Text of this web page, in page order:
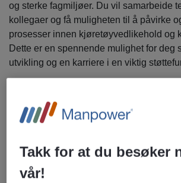
og sterke fagmiljøer. Du vil samarbeide
kollegaer og få muligheten til å påvirke
prosesser innen kjøretøyvedlikehold og
Dette er en spennende mulighet for deg
utvikling og en karriere i en viktig
Som Driftskonsulent vil du være et viktig
av verkstedets kapasitet.
Takk for at du besøker
vår!